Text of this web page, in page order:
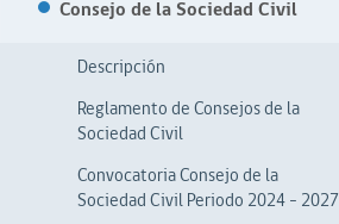
Consejo de la Sociedad Civil
Descripción
Reglamento de Consejos de la
Sociedad Civil
Convocatoria Consejo de la
Sociedad Civil Periodo 2024 - 2027